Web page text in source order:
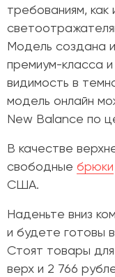
требованиям, как
Модель создана
премиум-класса
видимость в
модель онлайн
New Balance по
В качестве
свободные брюки
США.
Наденьте вниз
и будете готовы
Стоят товары
верх и 2 766